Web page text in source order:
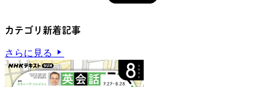
カテゴリ新着記事
さらに見る